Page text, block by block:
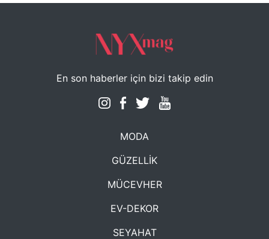
En son haberler için bizi takip edin
MODA
GÜZELLİK
MÜCEVHER
EV-DEKOR
SEYAHAT